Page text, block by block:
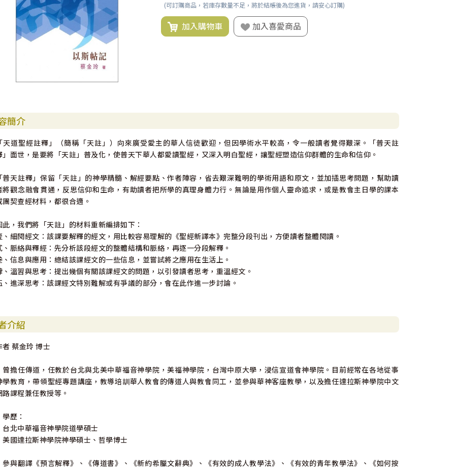
(可訂購商品，若庫存數量不足，將於結帳後為您進貨，請安心訂購)
加入購物車 加入喜愛商品
簡介
天道聖經註釋」（簡稱「天註」）向來廣受愛主的華人信徒歡迎，但因學術水平較高，令一般讀者覺得艱深。「普天註
」面世，是要將「天註」普及化，使普天下華人都愛讀聖經，又深入明白聖經，讓聖經塑造信仰群體的生命和信仰。
普天註釋」保留「天註」的神學精髓、解經要點、作者陣容，省去艱深難明的學術用語和原文，並加插思考問題，幫助讀
將觀念融會貫通，反思信仰和生命，有助讀者把所學的真理身體力行。無論是用作個人靈命追求，或是教會主日學的課本
團契查經材料，都很合適。
此，我們將「天註」的材料重新編排如下：
、細閱經文：該課要解釋的經文，用比較容易理解的《聖經新譯本》完整分段刊出，方便讀者整體閱讀。
、脈絡與釋經：先分析該段經文的整體結構和脈絡，再逐一分段解釋。
、信息與應用：總結該課經文的一些信息，並嘗試將之應用在生活上。
、溫習與思考：提出幾個有關該課經文的問題，以引發讀者思考，重溫經文。
、進深思考：該課經文特別難解或有爭議的部分，會在此作進一步討論。
介紹
者 蔡金玲 博士
曾擔任傳道，任教於台北與北美中華福音神學院，美福神學院，台灣中原大學，浸信宣道會神學院。目前經常在各地從事
學教育，帶領聖經專題講座，教導培訓華人教會的傳道人與教會同工，並參與華神客座教學，以及擔任達拉斯神學院中文
路課程兼任教授等。
學歷：
台北中華福音神學院道學碩士
美國達拉斯神學院神學碩士、哲學博士
參與翻譯《預言解釋》、《傳道書》、《新約希臘文辭典》、《有效的成人教學法》、《有效的青年教學法》、《如何按